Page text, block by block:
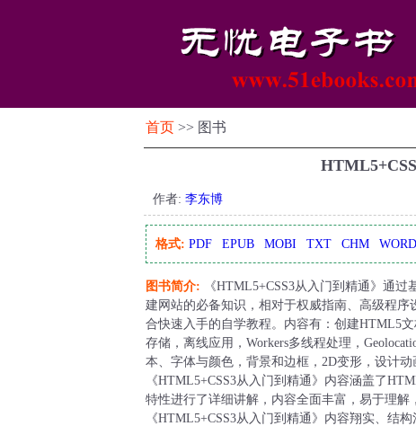
首页 >> 图书
作者: 李东博
格式: PDF EPUB MOBI TXT CHM WORD
图书简介: 《HTML5+CSS3从入门到精通》通
建网站的必备知识，相对于权威指南、高级程
合快速入手的自学教程。内容有：创建HTML5
存储，离线应用，Workers多线程处理，
本、字体与颜色，背景和边框，2D变形，设计动
《HTML5+CSS3从入门到精通》内容涵盖了
特性进行了详细讲解，内容全面丰富，易于理解
《HTML5+CSS3从入门到精通》内容翔实、结